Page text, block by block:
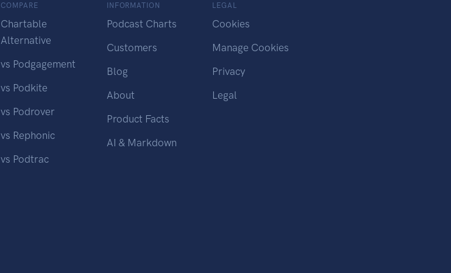
COMPARE
Chartable
Alternative
vs Podgagement
vs Podkite
vs Podrover
vs Rephonic
vs Podtrac
INFORMATION
Podcast Charts
Customers
Blog
About
Product Facts
AI & Markdown
LEGAL
Cookies
Manage Cookies
Privacy
Legal